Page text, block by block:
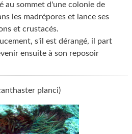
au sommet d'une colonie de
les madrépores et lance ses
et crustacés.
s'il est dérangé, il part
ensuite à son reposoir
planci)